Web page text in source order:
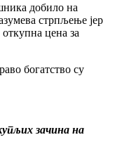
добило на
стрпљење јер
цена за
богатство су
зачина на